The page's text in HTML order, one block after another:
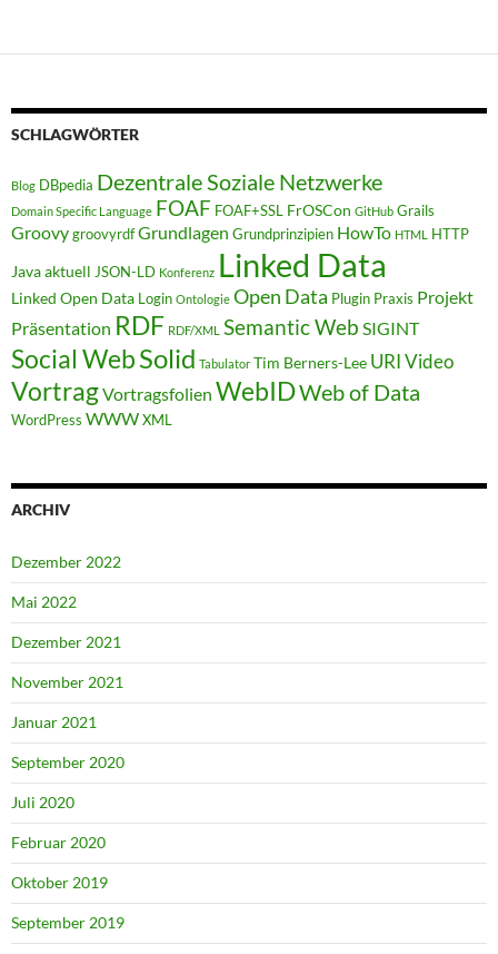
SCHLAGWÖRTER
Blog DBpedia Dezentrale Soziale Netzwerke
Domain Specific Language FOAF FOAF+SSL FrOSCon GitHub Grails
GroovygroovyrdfGrundlagen Grundprinzipien HowTo HTML HTTP
Java aktuell JSON-LD Konferenz Linked Data
Linked Open Data Login Ontologie Open Data Plugin Praxis Projekt
Präsentation RDF RDF/XML Semantic Web SIGINT
Social WebSolid Tabulator Tim Berners-Lee URIVideo
VortragVortragsfolien WebIDWeb of Data
WordPress WWWXML
ARCHIV
Dezember 2022
Mai 2022
Dezember 2021
November 2021
Januar 2021
September 2020
Juli 2020
Februar 2020
Oktober 2019
September 2019